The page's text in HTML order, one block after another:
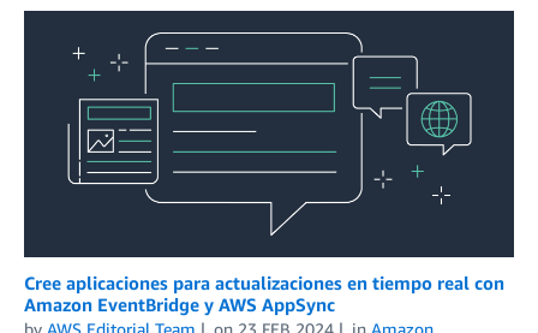
Cree aplicaciones para actualizaciones en tiempo real con
Amazon EventBridge y AWS AppSync
by AWS Editorial Team on 23 FEB 2024 in Amazon